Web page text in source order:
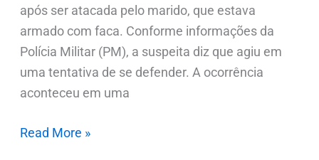
após ser atacada pelo marido, que estava
armado com faca. Conforme informações da
Polícia Militar (PM), a suspeita diz que agiu em
uma tentativa de se defender. A ocorrência
aconteceu em uma
Read More »